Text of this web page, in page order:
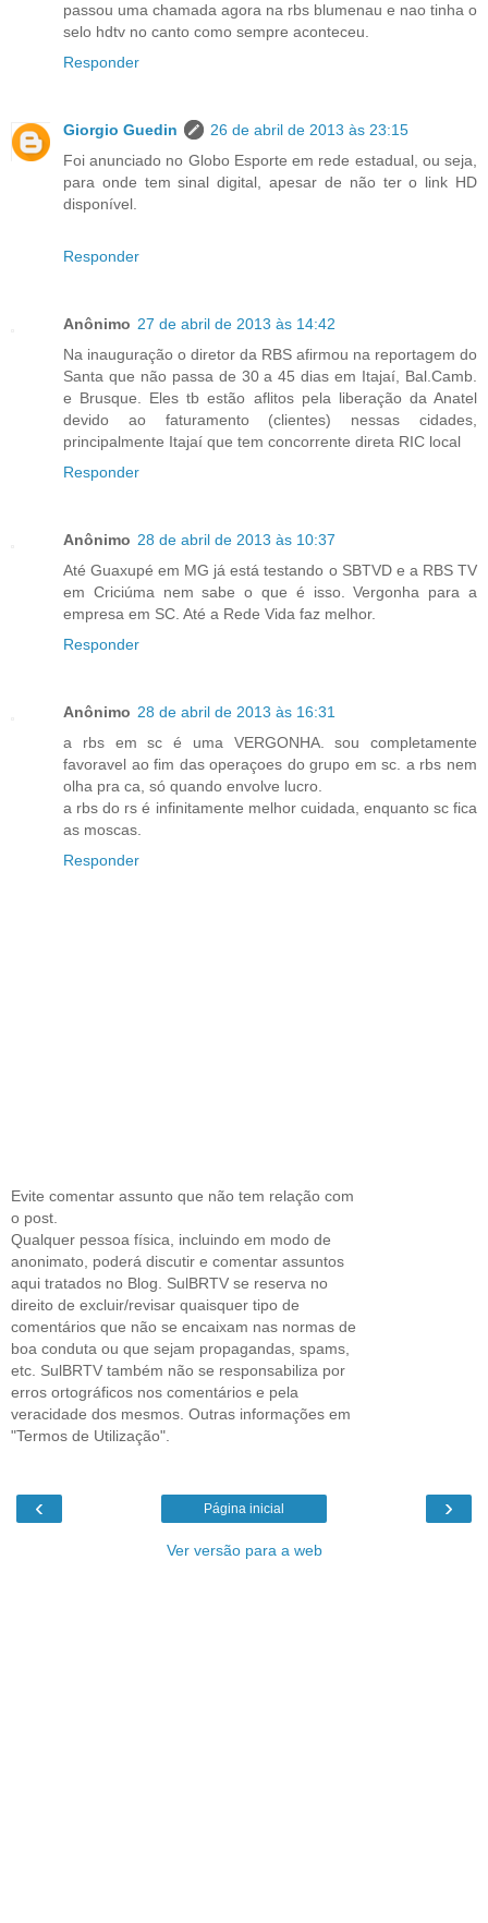
passou uma chamada agora na rbs blumenau e nao tinha o
selo hdtv no canto como sempre aconteceu.
Responder
Giorgio Guedin
26 de abril de 2013 às 23:15
Foi anunciado no Globo Esporte em rede estadual, ou seja,
para onde tem sinal digital, apesar de não ter o link HD
disponível.
Responder
Anônimo 27 de abril de 2013 às 14:42
Na inauguração o diretor da RBS afirmou na reportagem do
Santa que não passa de 30 a 45 dias em Itajaí, Bal.Camb.
e Brusque. Eles tb estão aflitos pela liberação da Anatel
devido ao faturamento (clientes) nessas cidades,
principalmente Itajaí que tem concorrente direta RIC local
Responder
Anônimo 28 de abril de 2013 às 10:37
Até Guaxupé em MG já está testando o SBTVD e a RBS TV
em Criciúma nem sabe o que é isso. Vergonha para a
empresa em SC. Até a Rede Vida faz melhor.
Responder
Anônimo 28 de abril de 2013 às 16:31
a rbs em sc é uma VERGONHA. sou completamente
favoravel ao fim das operaçoes do grupo em sc. a rbs nem
olha pra ca, só quando envolve lucro.
a rbs do rs é infinitamente melhor cuidada, enquanto sc fica
as moscas.
Responder
Evite comentar assunto que não tem relação com
o post.
Qualquer pessoa física, incluindo em modo de
anonimato, poderá discutir e comentar assuntos
aqui tratados no Blog. SulBRTV se reserva no
direito de excluir/revisar quaisquer tipo de
comentários que não se encaixam nas normas de
boa conduta ou que sejam propagandas, spams,
etc. SulBRTV também não se responsabiliza por
erros ortográficos nos comentários e pela
veracidade dos mesmos. Outras informações em
"Termos de Utilização".
‹ ›
Página inicial
Ver versão para a web